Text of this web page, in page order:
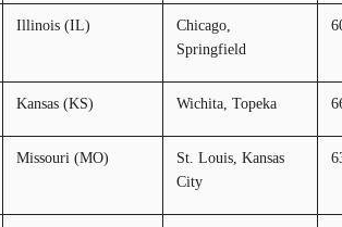
Illinois (IL)
Chicago,
Springfield
Kansas (KS) Wichita, Topeka
Missouri (MO)
St. Louis, Kansas
City